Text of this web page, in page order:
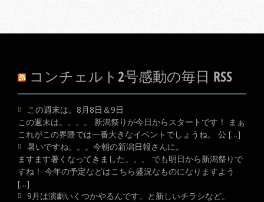
コンチェルト2号感動の毎日 RSS
この週末は。8月8日＆9日
この週末は。。。。 新潟祭りが今日からスタートです！ まぁ
これがこの界隈では一番大きなイベントでしょうね。 公 […]
暑いですね。。。今朝の新潟日報さんに。
ますます暑くなってきました。。。 でも明日から新潟祭りで
すね！ 今年の予定などはこちら盛況なものになりますよう
[…]
9月は演劇いくつかやるんです。と新しいチラシなど。